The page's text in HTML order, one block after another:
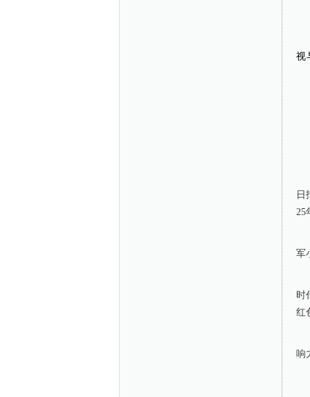
视
日
25
军
时
红
响